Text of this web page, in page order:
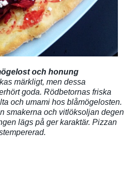
och honung
märkligt, men dessa
goda. Rödbetornas friska
och umami hos blåmögelosten.
smakerna och vitlöksoljan degen
lägs på ger karaktär. Pizzan